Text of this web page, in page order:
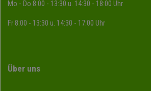
Mo - Do 8:00 - 13:30 u. 14:30 - 18:00 Uhr
Fr 8:00 - 13:30 u. 14:30 - 17:00 Uhr
Über uns